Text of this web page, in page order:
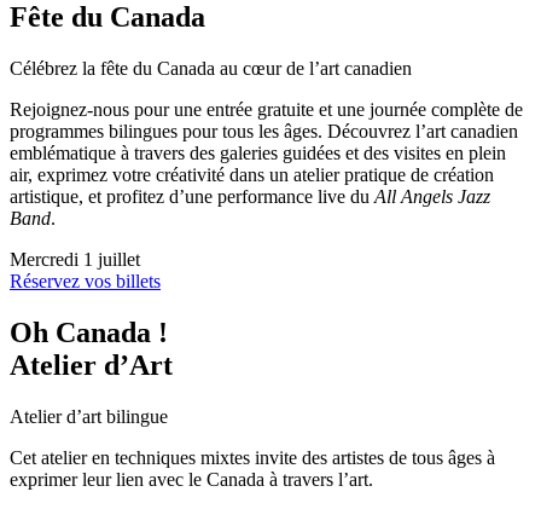
Fête du Canada
Célébrez la fête du Canada au cœur de l’art canadien
Rejoignez-nous pour une entrée gratuite et une journée complète de
programmes bilingues pour tous les âges. Découvrez l’art canadien
emblématique à travers des galeries guidées et des visites en plein
air, exprimez votre créativité dans un atelier pratique de création
artistique, et profitez d’une performance live du All Angels Jazz
Band.
Mercredi 1 juillet
Réservez vos billets
Oh Canada !
Atelier d’Art
Atelier d’art bilingue
Cet atelier en techniques mixtes invite des artistes de tous âges à
exprimer leur lien avec le Canada à travers l’art.